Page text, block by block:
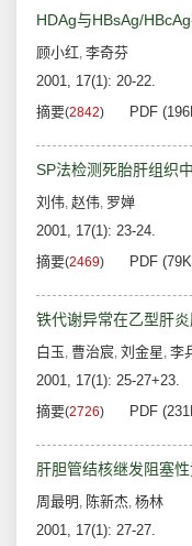
HDAg与HBsAg/
顾小红, 李奇芬
2001, 17(1): 20-22.
摘要(2842) PDF
SP法检测死胎肝组织
刘伟, 赵伟, 罗婵
2001, 17(1): 23-24.
摘要(2469) PDF
铁代谢异常在乙型肝
白玉, 曹治宸, 刘金星, 李
2001, 17(1): 25-27+23.
摘要(2726) PDF
肝胆管结核继发阻塞
周最明 , 陈新杰, 杨林
2001, 17(1): 27-27.